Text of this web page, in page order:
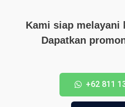
Kami siap melayani
Dapatkan
+62 811